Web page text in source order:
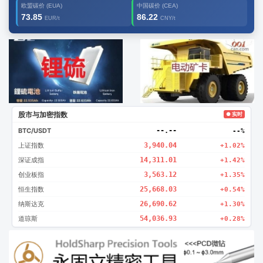
欧盟碳价 (EUA)
73.85 EUR/t
中国碳价 (CEA)
86.22 CNY/t
广告2 创新
股市与加密指数 ● 实时
BTC/USDT --.-- --%
上证指数 3,940.04 +1.02%
深证成指 14,311.01 +1.42%
创业板指 3,563.12 +1.35%
恒生指数 25,668.03 +0.54%
纳斯达克 26,690.62 +1.30%
道琼斯 54,036.93 +0.28%